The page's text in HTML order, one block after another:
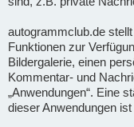
autogrammclub.de
Funktionen zur
Bildergalerie, einen
Kommentar- und
„Anwendungen“. Eine
dieser Anwendungen